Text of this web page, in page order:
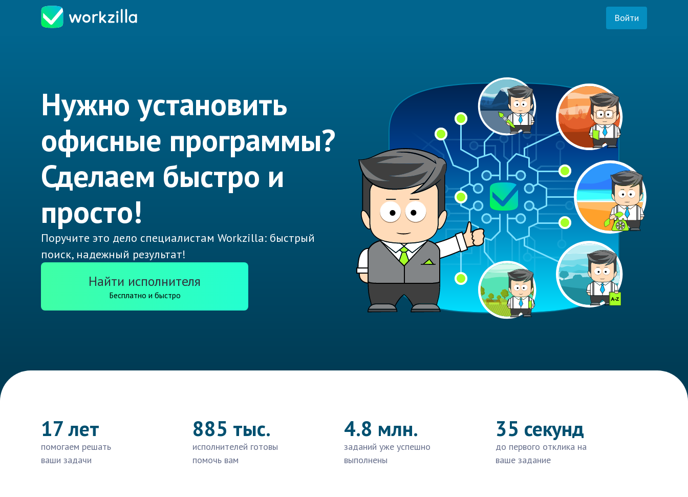
Войти
Нужно установить
офисные программы?
Сделаем быстро и
просто!
Поручите это дело специалистам Workzilla: быстрый
поиск, надежный результат!
Найти исполнителя
Бесплатно и быстро
17 лет
помогаем решать
ваши задачи
885 тыс.
исполнителей готовы
помочь вам
4.8 млн.
заданий уже успешно
выполнены
35 секунд
до первого отклика на
ваше задание